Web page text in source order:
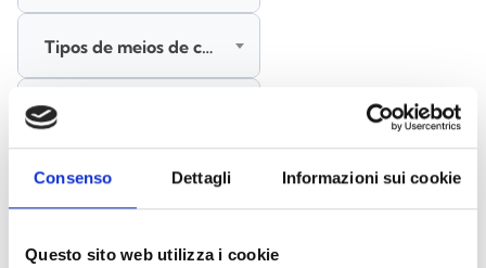
Consenso Dettagli Informazioni sui cookie
Questo sito web utilizza i cookie
Documentos(6992)
Tipos de meios de comunicação
Todas as línguas
LIMPAR FILTROS